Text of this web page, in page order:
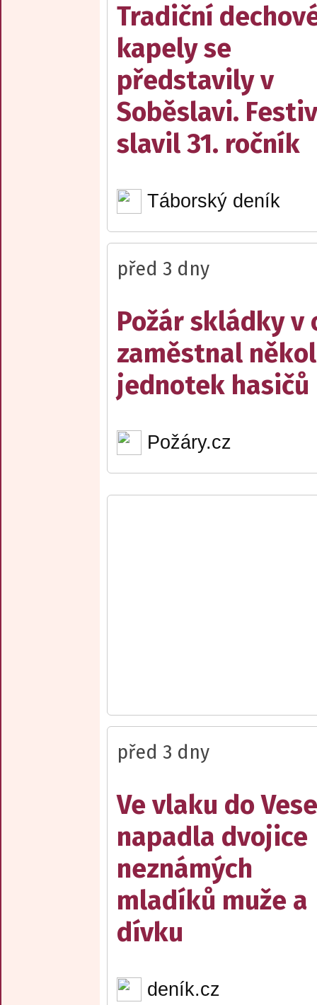
Tradiční
kapely se
představily v
Soběslavi.
slavil 31. ročník
Táborský deník
před 3 dny
Požár skládky v
zaměstnal
jednotek hasičů
Požáry.cz
před 3 dny
Ve vlaku do
napadla dvojice
neznámých
mladíků muže a
dívku
deník.cz